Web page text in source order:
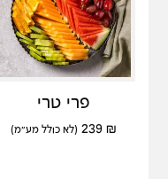
פרי טרי
239 ₪ (לא כולל מע"מ)